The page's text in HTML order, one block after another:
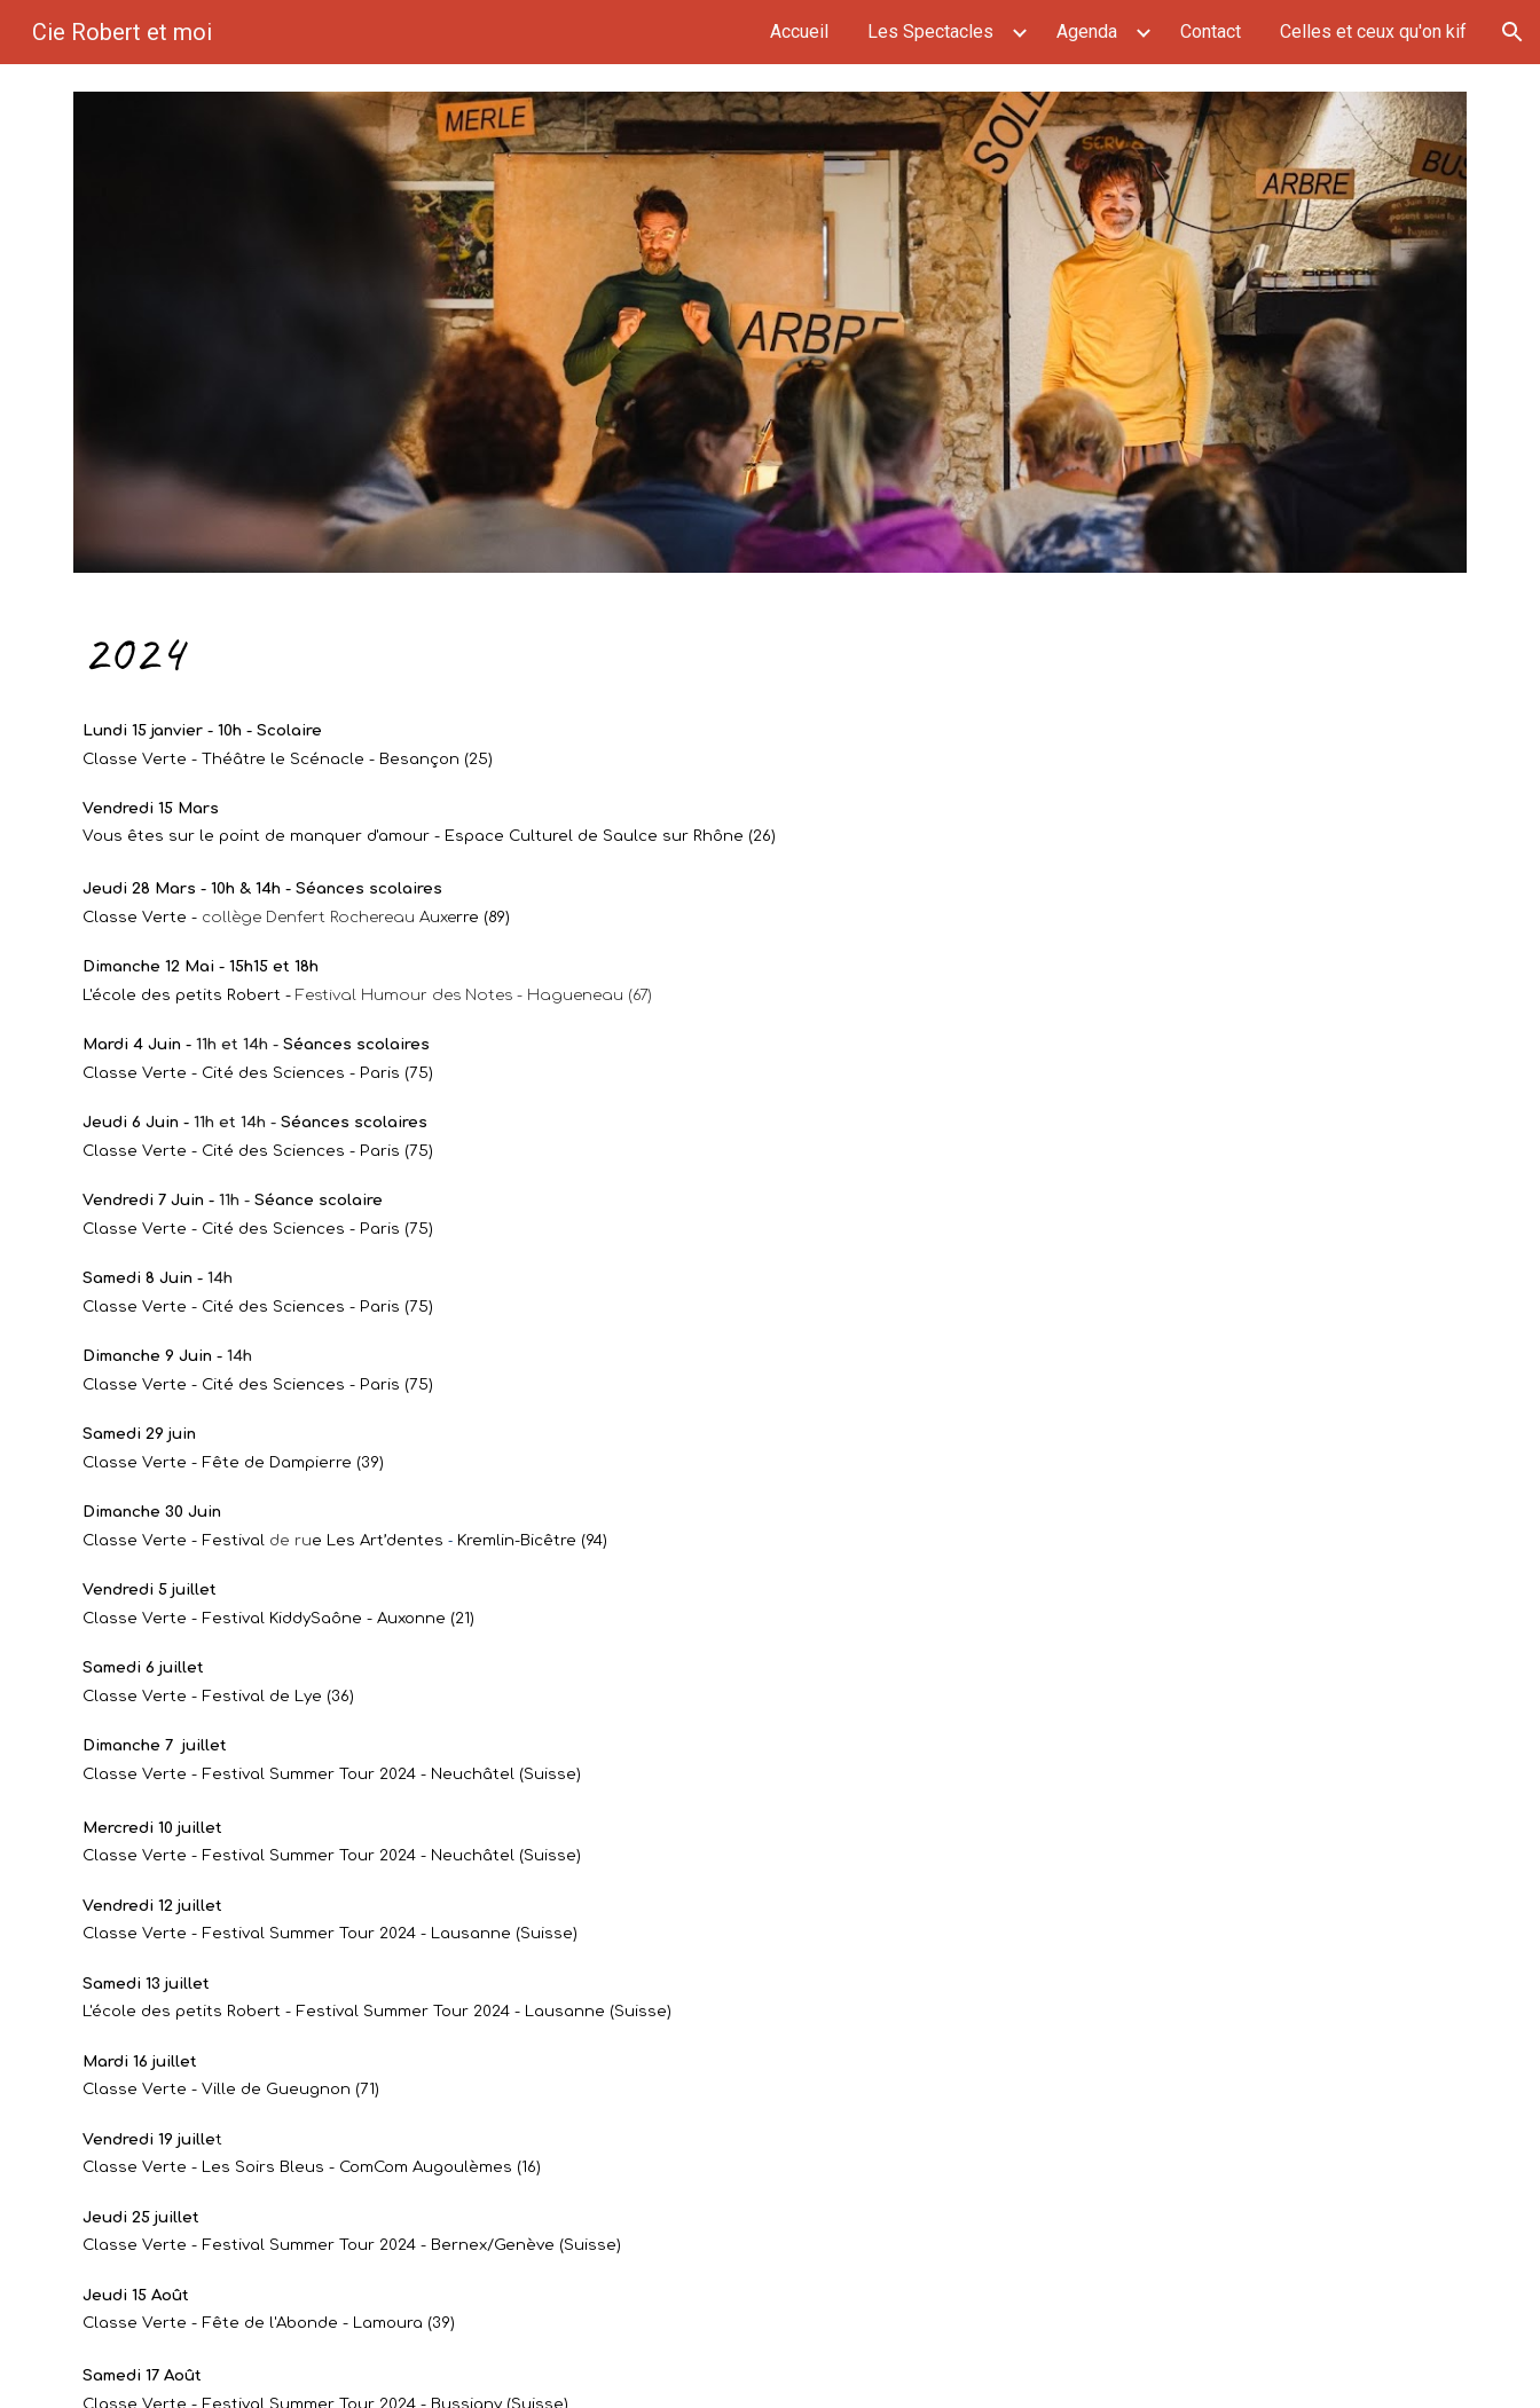
Skip to navigation
Cie Robert et moi Accueil Les Spectacles Agenda Contact Celles et ceux qu'on kif
2024
Lundi 15 janvier - 10h - Scolaire
Classe Verte - Théâtre le Scénacle - Besançon (25)
Vendredi 15 Mars
Vous êtes sur le point de manquer d'amour - Espace Culturel de Saulce sur Rhône (26)
Jeudi 28 Mars - 10h & 14h - Séances scolaires
Classe Verte - collège Denfert Rochereau Auxerre (89)
Dimanche 12 Mai - 15h15 et 18h
L'école des petits Robert - Festival Humour des Notes - Hagueneau (67)
Mardi 4 Juin - 11h et 14h - Séances scolaires
Classe Verte - Cité des Sciences - Paris (75)
Jeudi 6 Juin - 11h et 14h - Séances scolaires
Classe Verte - Cité des Sciences - Paris (75)
Vendredi 7 Juin - 11h - Séance scolaire
Classe Verte - Cité des Sciences - Paris (75)
Samedi 8 Juin - 14h
Classe Verte - Cité des Sciences - Paris (75)
Dimanche 9 Juin - 14h
Classe Verte - Cité des Sciences - Paris (75)
Samedi 29 juin
Classe Verte - Fête de Dampierre (39)
Dimanche 30 Juin
Classe Verte - Festival de rue Les Art’dentes -Kremlin-Bicêtre (94)
Vendredi 5 juillet
Classe Verte - Festival KiddySaône - Auxonne (21)
Samedi 6 juillet
Classe Verte - Festival de Lye (36)
Dimanche 7 juillet
Classe Verte - Festival Summer Tour 2024 - Neuchâtel (Suisse)
Mercredi 10 juillet
Classe Verte - Festival Summer Tour 2024 - Neuchâtel (Suisse)
Vendredi 12 juillet
Classe Verte - Festival Summer Tour 2024 - Lausanne (Suisse)
Samedi 13 juillet
L'école des petits Robert - Festival Summer Tour 2024 - Lausanne (Suisse)
Mardi 16 juillet
Classe Verte - Ville de Gueugnon (71)
Vendredi 19 juillet
Classe Verte - Les Soirs Bleus - ComCom Augoulèmes (16)
Jeudi 25 juillet
Classe Verte - Festival Summer Tour 2024 - Bernex/Genève (Suisse)
Jeudi 15 Août
Classe Verte - Fête de l'Abonde - Lamoura (39)
Samedi 17 Août
Classe Verte - Festival Summer Tour 2024 - Bussigny (Suisse)